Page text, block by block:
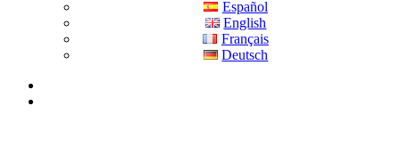
Español
English
Français
Deutsch